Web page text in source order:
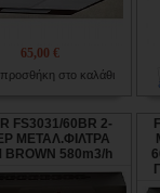
65,00 €
προσθήκη στο καλάθι
FS3031/60BR 2-
ΜΕΤΑΛ.ΦΙΛΤΡΑ
BROWN 580m3/h